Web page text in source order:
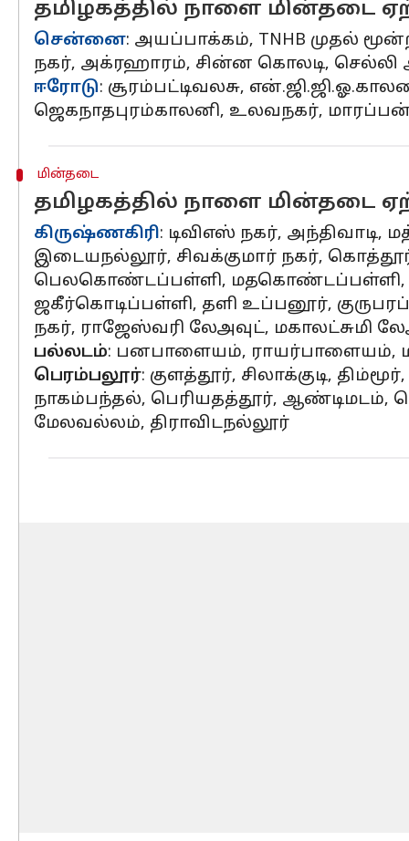
தமிழகத்தில் நாளை மின்தடை
சென்னை: அயப்பாக்கம், TNHB முதல்
நகர், அக்ரஹாரம், சின்ன கொலடி,
ஈரோடு: சூரம்பட்டிவலசு,
ஜெகநாதபுரம்காலனி, உலவநகர்,
மின்தடை
தமிழகத்தில் நாளை மின்தடை
கிருஷ்ணகிரி: டிவிஎஸ் நகர், அந்திவாடி,
இடையநல்லூர், சிவக்குமார் நகர்,
பெலகொண்டப்பள்ளி, மதகொண்டப்பள்ளி,
ஜகீர்கொடிப்பள்ளி, தளி உப்பனூர்,
நகர், ராஜேஸ்வரி லேஅவுட், மகாலட்சுமி
பல்லடம்: பனபாளையம், ராயர்பாளையம்,
பெரம்பலூர்: குளத்தூர், சிலாக்குடி,
நாகம்பந்தல், பெரியதத்தூர், ஆண்டிமடம்,
மேலவல்லம், திராவிடநல்லூர்